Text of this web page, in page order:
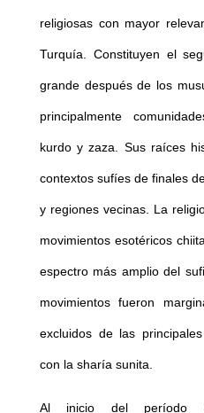
religiosas con mayor
Turquía. Constituyen el
grande después de los
principalmente
kurdo y zaza. Sus raíces
contextos sufíes de finales
y regiones vecinas. La
movimientos esotéricos
espectro más amplio del
movimientos fueron
excluidos de las
con la sharía sunita.
Al inicio del período